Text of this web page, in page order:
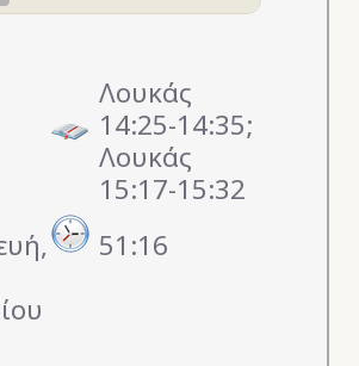
Λουκάς
14:25-14:35;
Λουκάς
15:17-15:32
51:16